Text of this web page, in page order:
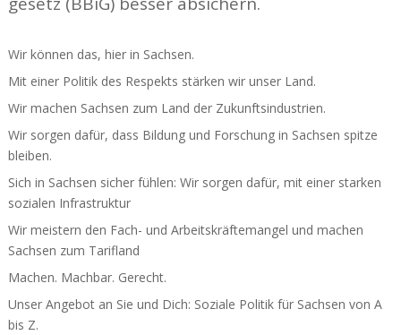
Wir können das, hier in Sachsen.
Mit einer Politik des Respekts stärken wir unser Land.
Wir machen Sachsen zum Land der Zukunfts­in­dus­trien.
Wir sorgen dafür, dass Bildung und Forschung in Sachsen spitze
bleiben.
Sich in Sachsen sicher fühlen: Wir sorgen dafür, mit einer starken
sozialen Infra­struktur
Wir meistern den Fach- und Arbeits­kräf­te­mangel und machen
Sachsen zum Tarifland
Machen. Machbar. Gerecht.
Unser Angebot an Sie und Dich: Soziale Politik für Sachsen von A
bis Z.